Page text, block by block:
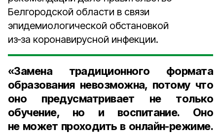
Белгородской области в связи
эпидемиологической обстановкой
из‑за коронавирусной инфекции.
«Замена традиционного формата
образования невозможна, потому что
оно предусматривает не только
обучение, но и воспитание. Оно
не может проходить в онлайн-режиме.